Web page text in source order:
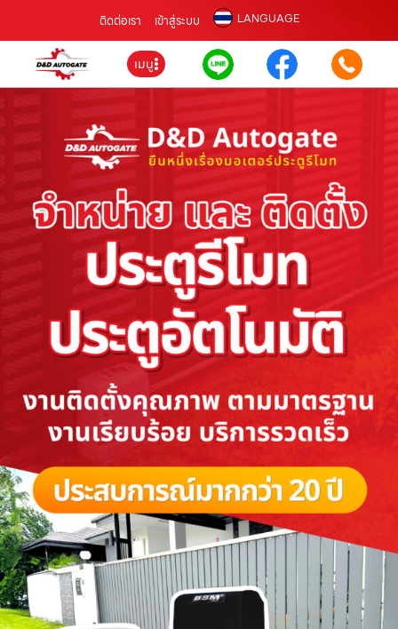
ติดต่อเรา เข้าสู่ระบบ LANGUAGE
เมนู